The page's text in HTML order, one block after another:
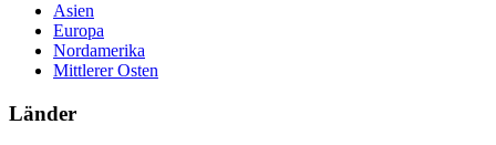
Asien
Europa
Nordamerika
Mittlerer Osten
Länder